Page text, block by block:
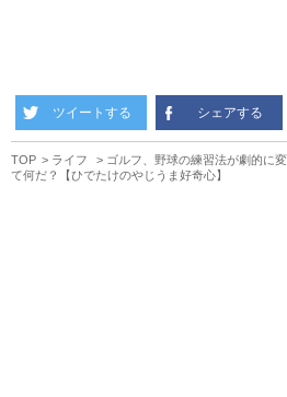
ツイートする シェアする
TOP ライフ
ゴルフ、野球の練習法が劇的に
て何だ？【ひでたけのやじうま好奇心】